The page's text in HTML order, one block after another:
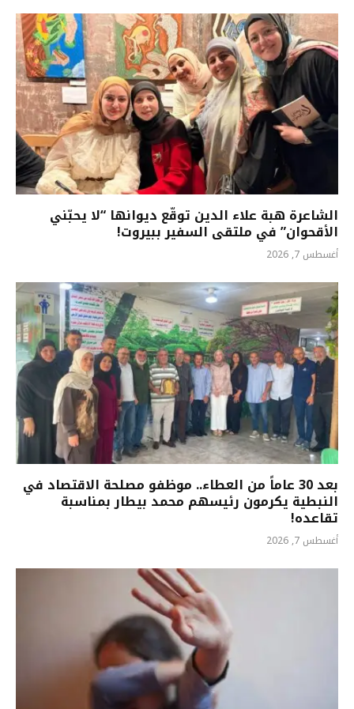
الشاعرة هبة علاء الدين توقّع ديوانها “لا يحبّني
الأقحوان” في ملتقى السفير ببيروت!
أغسطس 7, 2026
بعد 30 عاماً من العطاء.. موظفو مصلحة الاقتصاد في
النبطية يكرمون رئيسهم محمد بيطار بمناسبة
تقاعده!
أغسطس 7, 2026